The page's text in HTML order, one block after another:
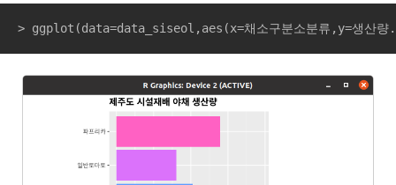
> ggplot(data=data_siseol,aes(x=채소구분소분류,y=생산